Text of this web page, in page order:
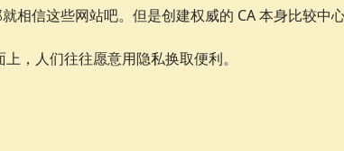
相信这些网站吧。但是创建权威的 CA 本身比较中
，人们往往愿意用隐私换取便利。